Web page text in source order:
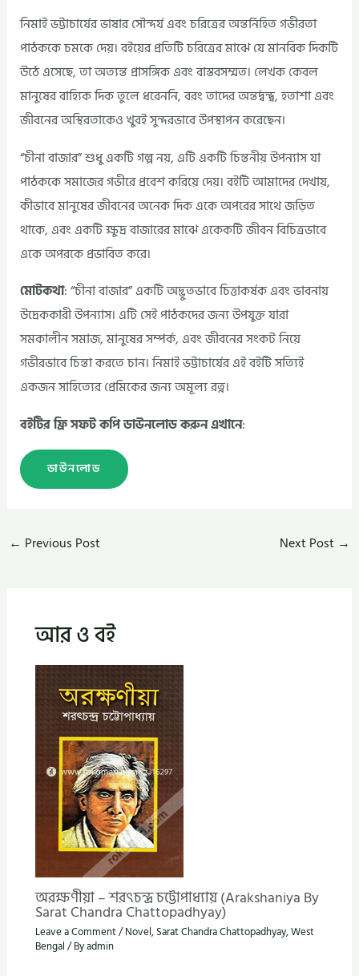
নিমাই ভট্টাচার্যের ভাষার সৌন্দর্য এবং চরিত্রের অন্তর্নিহিত গভীরতা
পাঠককে চমকে দেয়। বইয়ের প্রতিটি চরিত্রের মাঝে যে মানবিক দিকটি
উঠে এসেছে, তা অত্যন্ত প্রাসঙ্গিক এবং বাস্তবসম্মত। লেখক কেবল
মানুষের বাহ্যিক দিক তুলে ধরেননি, বরং তাদের অন্তর্দ্বন্দ্ব, হতাশা এবং
জীবনের অস্থিরতাকেও খুবই সুন্দরভাবে উপস্থাপন করেছেন।
“চীনা বাজার” শুধু একটি গল্প নয়, এটি একটি চিন্তনীয় উপন্যাস যা
পাঠককে সমাজের গভীরে প্রবেশ করিয়ে দেয়। বইটি আমাদের দেখায়,
কীভাবে মানুষের জীবনের অনেক দিক একে অপরের সাথে জড়িত
থাকে, এবং একটি ক্ষুদ্র বাজারের মাঝে একেকটি জীবন বিচিত্রভাবে
একে অপরকে প্রভাবিত করে।
মোটকথা: “চীনা বাজার” একটি অদ্ভুতভাবে চিত্তাকর্ষক এবং ভাবনায়
উদ্রেককারী উপন্যাস। এটি সেই পাঠকদের জন্য উপযুক্ত যারা
সমকালীন সমাজ, মানুষের সম্পর্ক, এবং জীবনের সংকট নিয়ে
গভীরভাবে চিন্তা করতে চান। নিমাই ভট্টাচার্যের এই বইটি সত্যিই
একজন সাহিত্যের প্রেমিকের জন্য অমূল্য রত্ন।
বইটির ফ্রি সফট কপি ডাউনলোড করুন এখানে:
ডাউনলোড
← Previous Post Next Post →
আর ও বই
অরক্ষণীয়া – শরৎচন্দ্র চট্টোপাধ্যায় (Arakshaniya By
Sarat Chandra Chattopadhyay)
Leave a Comment/Novel, Sarat Chandra Chattopadhyay,West
Bengal / Byadmin